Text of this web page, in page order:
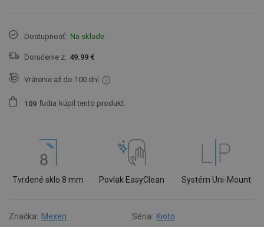
Dostupnosť: Na sklade
Doručenie z: 49.99 €
Vrátenie až do 100 dní
1 09 ľudia kúpil tento produkt.
Tvrdené sklo 8 mm Povlak EasyClean Systém Uni-Mount
Značka: Mexen Séria: Kioto